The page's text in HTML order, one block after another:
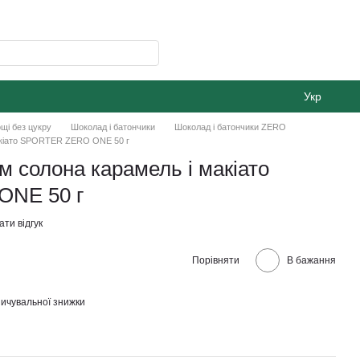
Укр
без цукру Шоколад і батончики
Шоколад і батончики ZERO
SPORTER ZERO ONE 50 г
солона карамель і макіато
50 г
відгук
Порівняти В бажання
знижки